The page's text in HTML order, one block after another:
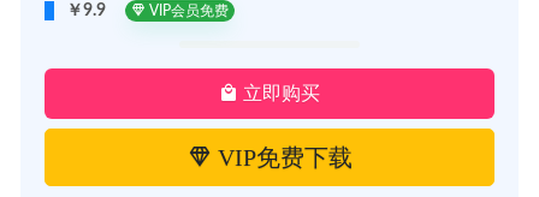
￥9.9 VIP会员免费
立即购买
VIP免费下载